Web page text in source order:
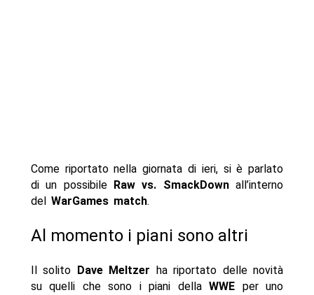
Come riportato nella giornata di ieri, si è parlato
di un possibile
Raw vs. SmackDownall’interno
del WarGames match.
Al momento i piani sono altri
Il solito Dave Meltzer ha riportato delle novità
su quelli che sono i piani dellaWWE per uno